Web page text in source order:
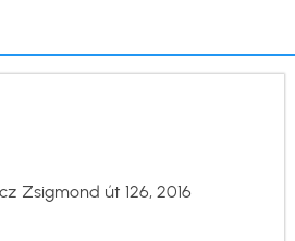
Zsigmond út 126, 2016